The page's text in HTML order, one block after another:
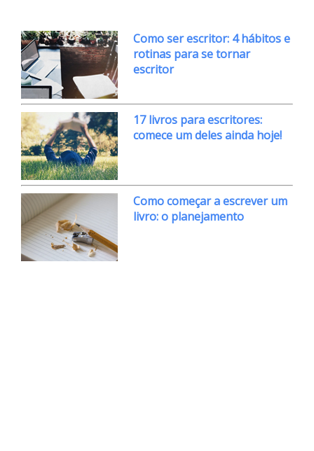
Como ser escritor: 4 hábitos e
rotinas para se tornar
escritor
17 livros para escritores:
comece um deles ainda hoje!
Como começar a escrever um
livro: o planejamento